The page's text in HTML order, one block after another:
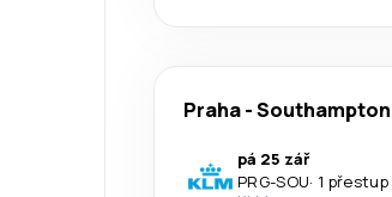
Praha-Southampton
pá 25 zář
PRG-SOU· 1 přestup